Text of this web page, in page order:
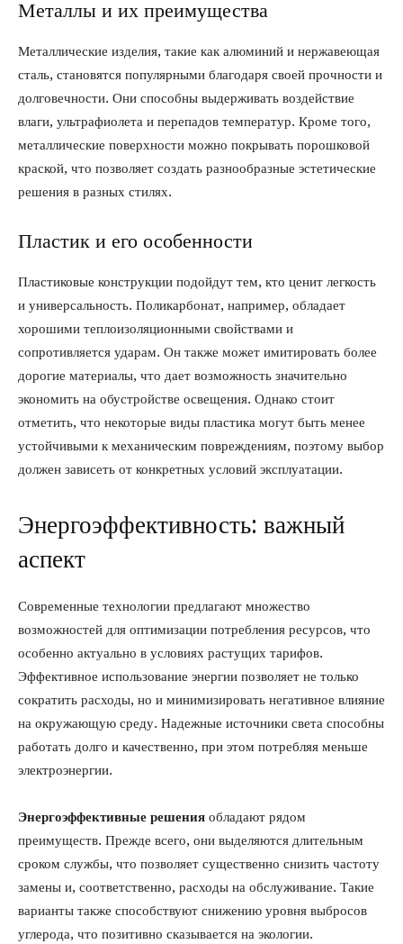
Металлы и их преимущества
Металлические изделия, такие как алюминий и нержавеющая
сталь, становятся популярными благодаря своей прочности и
долговечности. Они способны выдерживать воздействие
влаги, ультрафиолета и перепадов температур. Кроме того,
металлические поверхности можно покрывать порошковой
краской, что позволяет создать разнообразные эстетические
решения в разных стилях.
Пластик и его особенности
Пластиковые конструкции подойдут тем, кто ценит легкость
и универсальность. Поликарбонат, например, обладает
хорошими теплоизоляционными свойствами и
сопротивляется ударам. Он также может имитировать более
дорогие материалы, что дает возможность значительно
экономить на обустройстве освещения. Однако стоит
отметить, что некоторые виды пластика могут быть менее
устойчивыми к механическим повреждениям, поэтому выбор
должен зависеть от конкретных условий эксплуатации.
Энергоэффективность: важный
аспект
Современные технологии предлагают множество
возможностей для оптимизации потребления ресурсов, что
особенно актуально в условиях растущих тарифов.
Эффективное использование энергии позволяет не только
сократить расходы, но и минимизировать негативное влияние
на окружающую среду. Надежные источники света способны
работать долго и качественно, при этом потребляя меньше
электроэнергии.
Энергоэффективные решения обладают рядом
преимуществ. Прежде всего, они выделяются длительным
сроком службы, что позволяет существенно снизить частоту
замены и, соответственно, расходы на обслуживание. Такие
варианты также способствуют снижению уровня выбросов
углерода, что позитивно сказывается на экологии.